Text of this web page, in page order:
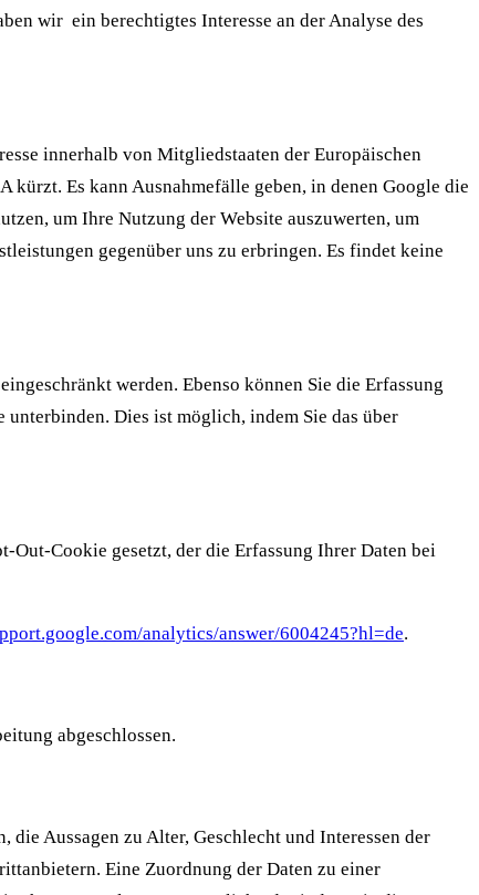
wir ein berechtigtes Interesse an der Analyse des
innerhalb von Mitgliedstaaten der Europäischen
kürzt. Es kann Ausnahmefälle geben, in denen Google die
um Ihre Nutzung der Website auszuwerten, um
gegenüber uns zu erbringen. Es findet keine
werden. Ebenso können Sie die Erfassung
Dies ist möglich, indem Sie das über
Cookie gesetzt, der die Erfassung Ihrer Daten bei
analytics/answer/6004245?hl=de.
abgeschlossen.
Aussagen zu Alter, Geschlecht und Interessen der
Eine Zuordnung der Daten zu einer